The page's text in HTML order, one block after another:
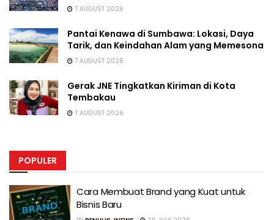
7 AUGUST 2026
Pantai Kenawa di Sumbawa: Lokasi, Daya
Tarik, dan Keindahan Alam yang Memesona
7 AUGUST 2026
Gerak JNE Tingkatkan Kiriman di Kota
Tembakau
7 AUGUST 2026
POPULER
Cara Membuat Brand yang Kuat untuk
Bisnis Baru